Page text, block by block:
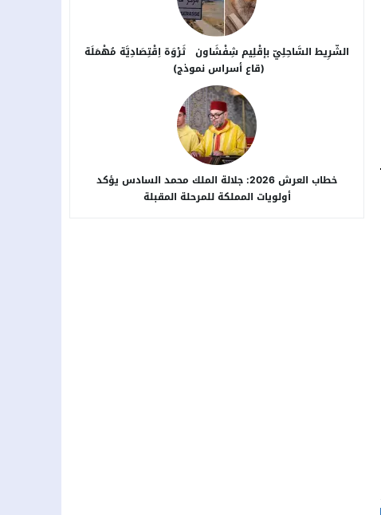
الشَّرِيط السَّاحِلِيّ بإقْلِيم شِفْشَاون ثَرْوَة اِقْتِصَادِيَّة مُهْمَلَة
(قاع أسراس نموذج)
خطاب العرش 2026: جلالة الملك محمد السادس يؤكد
أولويات المملكة للمرحلة المقبلة